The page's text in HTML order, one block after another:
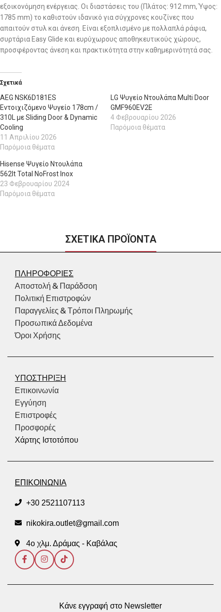
εξοικονόμηση ενέργειας. Οι διαστάσεις του (Πλάτος: 912 mm, Ύψος:
1785 mm) το καθιστούν ιδανικό για σύγχρονες κουζίνες που
απαιτούν στυλ και άνεση. Είναι εξοπλισμένο με πολλαπλά ράφια,
συρτάρια Easy Glide και ευρύχωρους αποθηκευτικούς χώρους,
προσφέροντας άνεση και πρακτικότητα στην καθημερινότητά σας.
Σχετικά
AEG NSK6D181ES
Εντοιχιζόμενο Ψυγείο 178cm /
310L με Sliding Door & Dynamic
Cooling
11 Απριλίου 2026
Παρόμοια θέματα
LG Ψυγείο Ντουλάπα Multi Door
GMF960EV2E
4 Φεβρουαρίου 2026
Παρόμοια θέματα
Hisense Ψυγείο Ντουλάπα
562lt Total NoFrost Inox
23 Φεβρουαρίου 2024
Παρόμοια θέματα
ΣΧΕΤΙΚΑ ΠΡΟΪΟΝΤΑ
ΠΛΗΡΟΦΟΡΙΕΣ
Αποστολή & Παράδσοη
Πολιτική Επιστροφών
Παραγγελίες & Τρόποι Πληρωμής
Προσωπικά Δεδομένα
Όροι Χρήσης
ΥΠΟΣΤΗΡΙΞΗ
Επικοινωνία
Εγγύηση
Επιστροφές
Προσφορές
Χάρτης Ιστοτόπου
ΕΠΙΚΟΙΝΩΝΙΑ
+30 2521107113
nikokira.outlet@gmail.com
4ο χλμ. Δράμας - Καβάλας
Κάνε εγγραφή στο Newsletter